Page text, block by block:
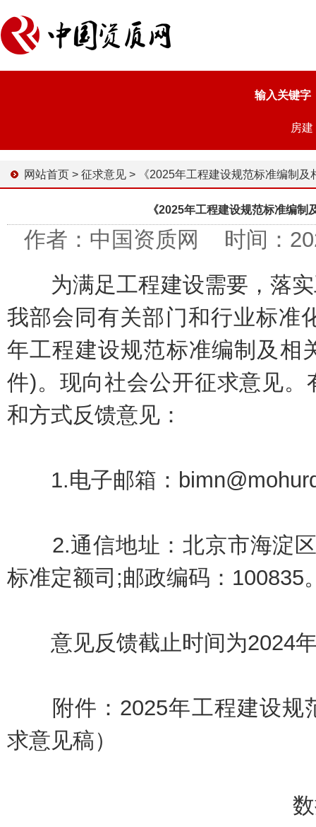
输入关键字
房建
网站首页 > 征求意见 > 《2025年工程建设规范标准编制及相关工作计划 （征求意见
《2025年工程建设规范标准编
作者：中国资质网 时间：
为满足工程建设需要，落实
我部会同有关部门和行业标准
年工程建设规范标准编制及相
件)。现向社会公开征求意见
和方式反馈意见：
1.电子邮箱：
2.通信地址：北京市海淀区
标准定额司;邮政编码：100835
意见反馈截止时间为2024年
附件： 2025年工程建设规
求意见稿）
数据